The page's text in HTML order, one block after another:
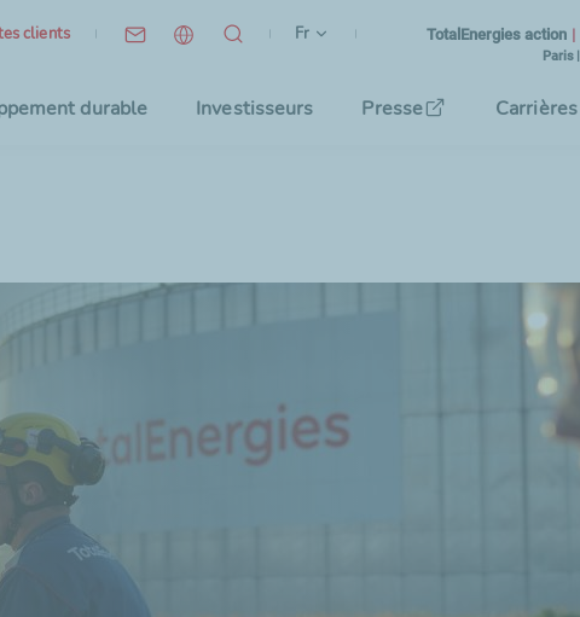
clients Français
(langue Courante)
Fr
Sélectionnez la langue de l'interface
TotalEnergies action
Paris
durable Investisseurs Presse Carrières